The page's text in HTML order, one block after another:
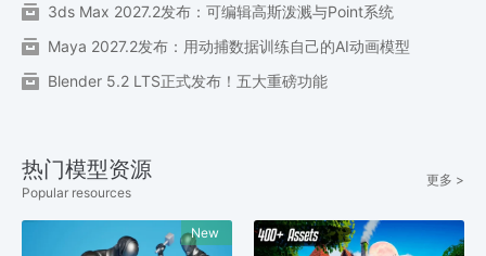
3ds Max 2027.2发布：可编辑高斯泼溅与Point系统
Maya 2027.2发布：用动捕数据训练自己的AI动画模型
Blender 5.2 LTS正式发布！五大重磅功能
热门模型资源
Popular resources
更多 >